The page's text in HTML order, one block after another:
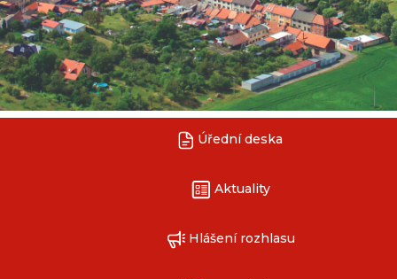
Úřední deska
Aktuality
Hlášení rozhlasu